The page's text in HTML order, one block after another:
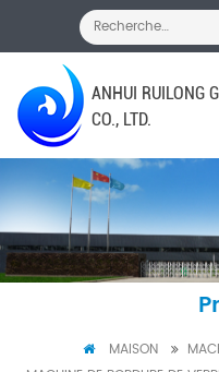
ANHUI RUILONG
CO., LTD.
MAISON